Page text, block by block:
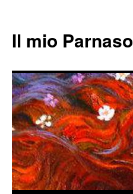
Il mio Parnaso